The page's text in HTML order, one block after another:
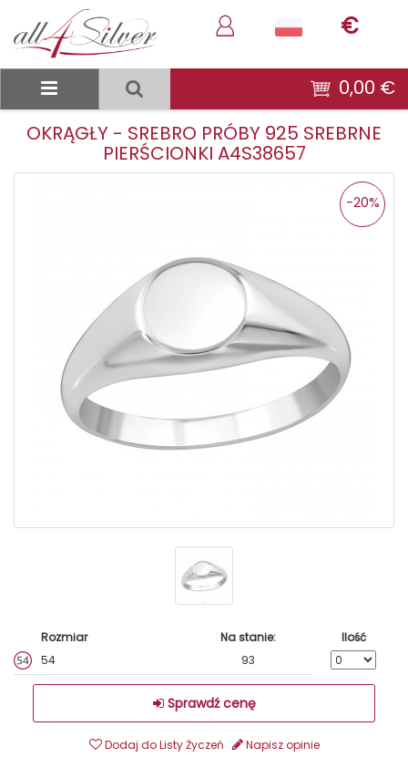
€
0,00 €
OKRĄGŁY - SREBRO PRÓBY 925 SREBRNE
PIERŚCIONKI A4S38657
-20%
Rozmiar Na stanie:
Ilość
54
93
Sprawdź cenę
Dodaj do Listy Życzeń Napisz opinie